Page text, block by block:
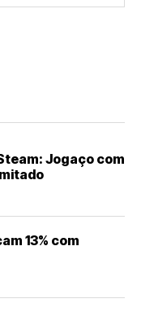
Jogaço com
13% com